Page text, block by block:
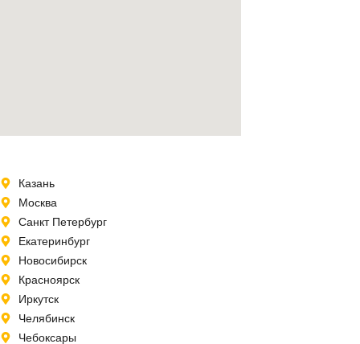
Казань
Москва
Санкт Петербург
Екатеринбург
Новосибирск
Красноярск
Иркутск
Челябинск
Чебоксары